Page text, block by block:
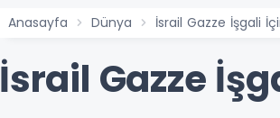
Anasayfa Dünya İsrail Gazze İşgali
İsrail Gazze